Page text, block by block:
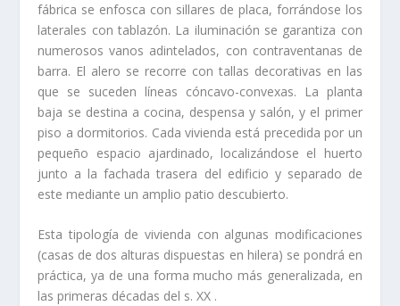
fábrica se enfosca con sillares de placa, forrándose los
laterales con tablazón. La iluminación se garantiza con
numerosos vanos adintelados, con contraventanas de
barra. El alero se recorre con tallas decorativas en las
que se suceden lí­neas cóncavo-convexas. La planta
baja se destina a cocina, despensa y salón, y el primer
piso a dormitorios. Cada vivienda está precedida por un
pequeño espacio ajardinado, localizándose el huerto
junto a la fachada trasera del edificio y separado de
este mediante un amplio patio descubierto.
Esta tipologí­a de vivienda con algunas modificaciones
(casas de dos alturas dispuestas en hilera) se pondrá en
práctica, ya de una forma mucho más generalizada, en
las primeras décadas del s. XX .